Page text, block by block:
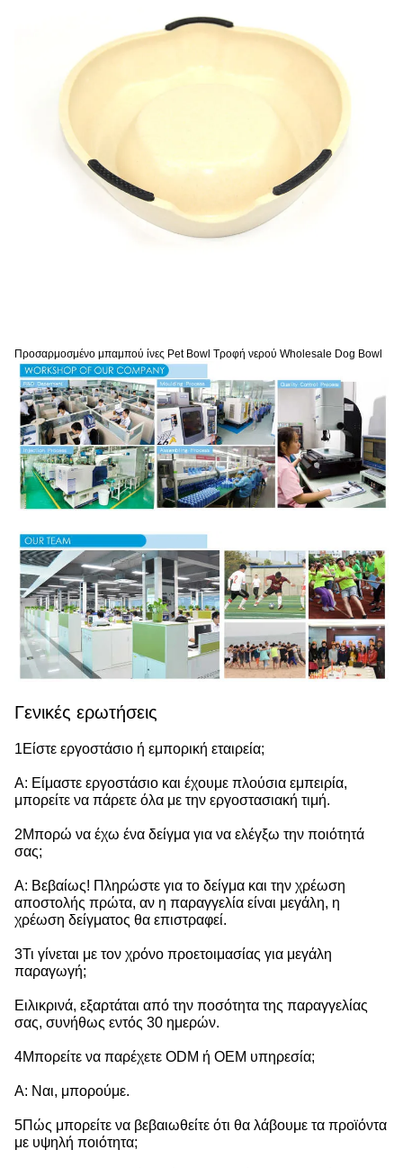
Προσαρμοσμένο μπαμπού ίνες Pet Bowl Τροφή νερού Wholesale Dog Bowl
Γενικές ερωτήσεις
1Είστε εργοστάσιο ή εμπορική εταιρεία;
Α: Είμαστε εργοστάσιο και έχουμε πλούσια εμπειρία,
μπορείτε να πάρετε όλα με την εργοστασιακή τιμή.
2Μπορώ να έχω ένα δείγμα για να ελέγξω την ποιότητά
σας;
Α: Βεβαίως! Πληρώστε για το δείγμα και την χρέωση
αποστολής πρώτα, αν η παραγγελία είναι μεγάλη, η
χρέωση δείγματος θα επιστραφεί.
3Τι γίνεται με τον χρόνο προετοιμασίας για μεγάλη
παραγωγή;
Ειλικρινά, εξαρτάται από την ποσότητα της παραγγελίας
σας, συνήθως εντός 30 ημερών.
4Μπορείτε να παρέχετε ODM ή OEM υπηρεσία;
Α: Ναι, μπορούμε.
5Πώς μπορείτε να βεβαιωθείτε ότι θα λάβουμε τα προϊόντα
με υψηλή ποιότητα;